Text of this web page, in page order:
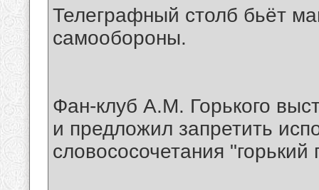
Телеграфный столб бьёт
самообороны.
Фан-клуб А.М. Горького
и предложил запретить
словососочетания "горький